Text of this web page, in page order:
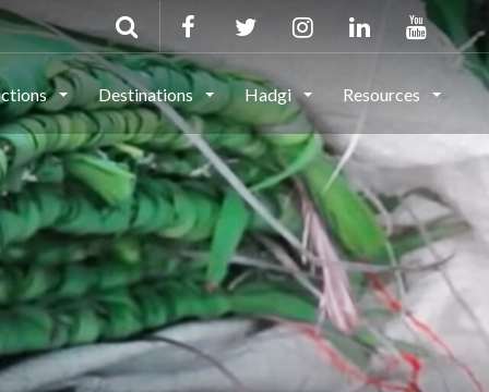
Destinations Hadgi Resources